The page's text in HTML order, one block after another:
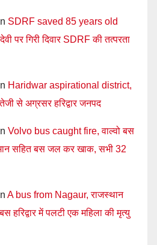
SDRF saved 85 years old
पर गिरी दिवार SDRF की तत्परता
Haridwar aspirational district,
से अग्रसर हरिद्वार जनपद
Volvo bus caught fire, वाल्वो बस
सहित बस जल कर खाक, सभी 32
A bus from Nagaur, राजस्थान
हरिद्वार में पलटी एक महिला की मृत्यु